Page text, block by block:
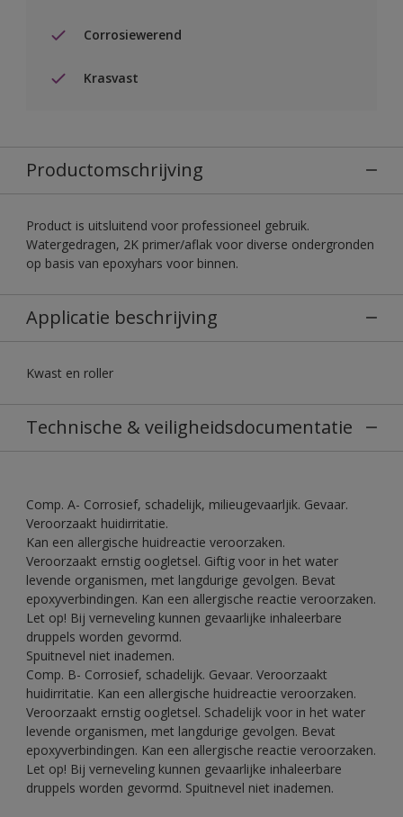
Corrosiewerend
Krasvast
Productomschrijving
Product is uitsluitend voor professioneel gebruik.
Watergedragen, 2K primer/aflak voor diverse ondergronden
op basis van epoxyhars voor binnen.
Applicatie beschrijving
Kwast en roller
Technische & veiligheidsdocumentatie
Comp. A- Corrosief, schadelijk, milieugevaarljik. Gevaar.
Veroorzaakt huidirritatie.
Kan een allergische huidreactie veroorzaken.
Veroorzaakt ernstig oogletsel. Giftig voor in het water
levende organismen, met langdurige gevolgen. Bevat
epoxyverbindingen. Kan een allergische reactie veroorzaken.
Let op! Bij verneveling kunnen gevaarlijke inhaleerbare
druppels worden gevormd.
Spuitnevel niet inademen.
Comp. B- Corrosief, schadelijk. Gevaar. Veroorzaakt
huidirritatie. Kan een allergische huidreactie veroorzaken.
Veroorzaakt ernstig oogletsel. Schadelijk voor in het water
levende organismen, met langdurige gevolgen. Bevat
epoxyverbindingen. Kan een allergische reactie veroorzaken.
Let op! Bij verneveling kunnen gevaarlijke inhaleerbare
druppels worden gevormd. Spuitnevel niet inademen.